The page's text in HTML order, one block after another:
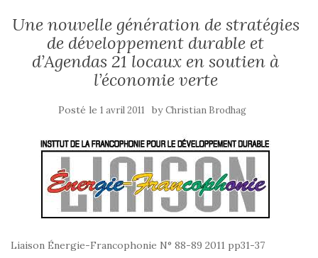
Une nouvelle génération de stratégies
de développement durable et
d’Agendas 21 locaux en soutien à
l’économie verte
Posté le 1 avril 2011 byChristian Brodhag
Liaison Énergie-Francophonie N° 88-89 2011 pp31-37